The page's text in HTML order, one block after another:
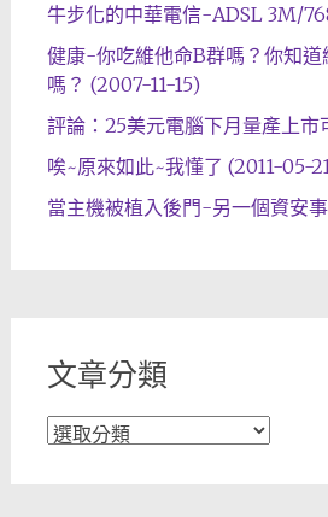
牛步化的中華電信-ADSL 3M/
健康-你吃維他命B群嗎？你知道
嗎？ (2007-11-15)
評論：25美元電腦下月量產上市
唉~原來如此~我懂了 (2011-05-
當主機被植入後門-另一個資安
文章分類
文